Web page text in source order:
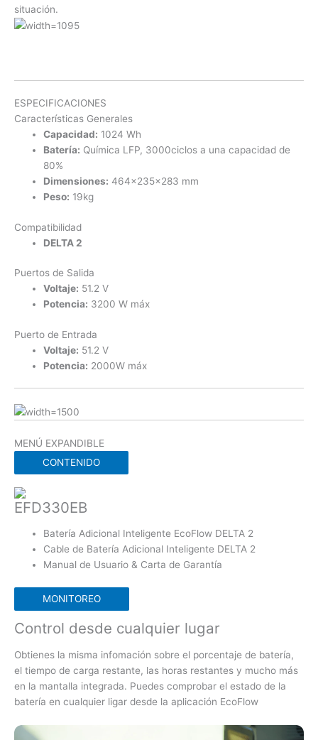
situación.
ESPECIFICACIONES
Características Generales
Capacidad: 1024 Wh
Batería: Química LFP, 3000ciclos a una capacidad de
80%
Dimensiones: 464x235x283 mm
Peso: 19kg
Compatibilidad
DELTA 2
Puertos de Salida
Voltaje: 51.2 V
Potencia: 3200 W máx
Puerto de Entrada
Voltaje: 51.2 V
Potencia: 2000W máx
MENÚ EXPANDIBLE
CONTENIDO
EFD330EB
Batería Adicional Inteligente EcoFlow DELTA 2
Cable de Batería Adicional Inteligente DELTA 2
Manual de Usuario & Carta de Garantía
MONITOREO
Control desde cualquier lugar
Obtienes la misma infomación sobre el porcentaje de batería,
el tiempo de carga restante, las horas restantes y mucho más
en la mantalla integrada. Puedes comprobar el estado de la
batería en cualquier ligar desde la aplicación EcoFlow